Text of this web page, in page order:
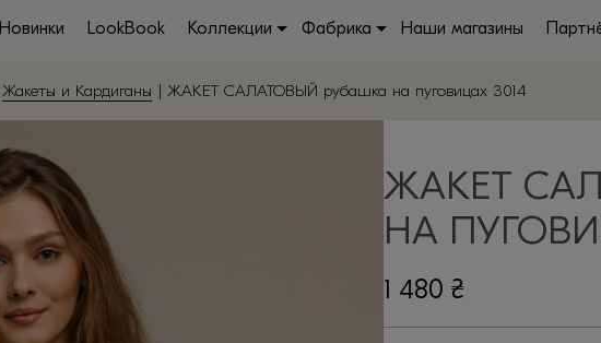
Новинки LookBook Коллекции Фабрика Наши магазины
Жакеты и Кардиганы | ЖАКЕТ САЛАТОВЫЙ рубашка на пуговицах 3014
ЖАКЕТ
НА
1 480 ₴